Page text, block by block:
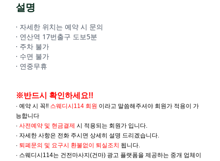
설명
· 자세한 위치는 예약 시 문의
· 연산역 17번출구 도보5분
· 주차 불가
· 수면 불가
· 연중무휴
※반드시 확인하세요!!
· 예약 시 꼭!! 스웨디시114 회원 이라고 말씀해주셔야 회원가 적용이 가
능합니다
· 사전예약 및 현금결제 시 적용되는 회원가 입니다.
· 자세한 사항은 전화 주시면 상세히 설명 드리겠습니다.
· 퇴폐문의 및 요구시 환불없이 퇴실조치 됩니다.
· 스웨디시114는 건전마사지(건마) 광고 플랫폼을 제공하는 중개 업체이